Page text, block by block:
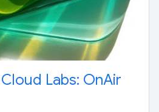
Labs: OnAir